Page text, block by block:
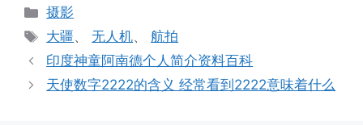
分
类
摄影
标
签
大疆、无人机、航拍
印度神童阿南德个人简介资料百科
天使数字2222的含义 经常看到2222意味着什么